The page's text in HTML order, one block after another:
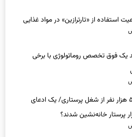
استفاده از «تارترازین» در مواد غذایی
یک فوق تخصص روماتولوژی با برخی
خروج سالانه ۵ هزار نفر از شغل پرستاری/ یک ادعای